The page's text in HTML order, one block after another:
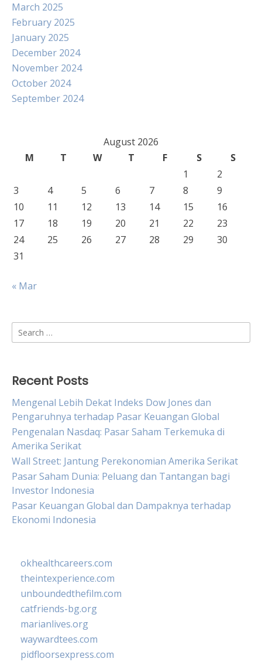
March 2025
February 2025
January 2025
December 2024
November 2024
October 2024
September 2024
August 2026
M
T W T F S
S
1
2
3
4 5 6 7 8
9
10
11 12 13 14 15
16
17
18 19 20 21 22
23
24
25 26 27 28 29
30
31
« Mar
Search
for:
Recent Posts
Mengenal Lebih Dekat Indeks Dow Jones dan
Pengaruhnya terhadap Pasar Keuangan Global
Pengenalan Nasdaq: Pasar Saham Terkemuka di
Amerika Serikat
Wall Street: Jantung Perekonomian Amerika Serikat
Pasar Saham Dunia: Peluang dan Tantangan bagi
Investor Indonesia
Pasar Keuangan Global dan Dampaknya terhadap
Ekonomi Indonesia
okhealthcareers.com
theintexperience.com
unboundedthefilm.com
catfriends-bg.org
marianlives.org
waywardtees.com
pidfloorsexpress.com